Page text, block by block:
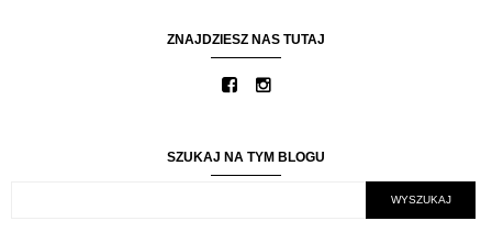
ZNAJDZIESZ NAS TUTAJ
SZUKAJ NA TYM BLOGU